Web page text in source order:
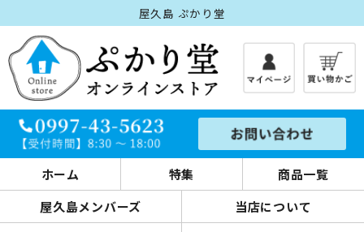
屋久島 ぷかり堂
ホーム 特集
商品一覧
屋久島メンバーズ
当店について